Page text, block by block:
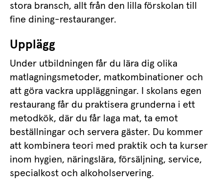
stora bransch, allt från den lilla förskolan till
fine dining-restauranger.
Upplägg
Under utbildningen får du lära dig olika
matlagningsmetoder, matkombinationer och
att göra vackra uppläggningar. I skolans egen
restaurang får du praktisera grunderna i ett
metodkök, där du får laga mat, ta emot
beställningar och servera gäster. Du kommer
att kombinera teori med praktik och ta kurser
inom hygien, näringslära, försäljning, service,
specialkost och alkoholservering.